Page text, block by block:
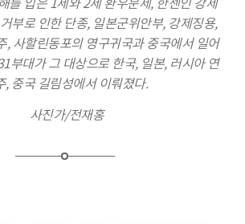
부로 인한 단종, 일본군위안부, 강제징용,
, 사할린동포의 영구귀국과 중국에서 일어
부대가 그 대상으로 한국, 일본, 러시아 연
, 중국 길림성에서 이뤄졌다.
사진가/전재홍